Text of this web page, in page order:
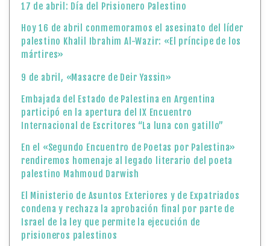
17 de abril: Día del Prisionero Palestino
Hoy 16 de abril conmemoramos el asesinato del líder
palestino Khalil Ibrahim Al-Wazir: «El príncipe de los
mártires»
9 de abril, «Masacre de Deir Yassin»
Embajada del Estado de Palestina en Argentina
participó en la apertura del IX Encuentro
Internacional de Escritores “La luna con gatillo”
En el «Segundo Encuentro de Poetas por Palestina»
rendiremos homenaje al legado literario del poeta
palestino Mahmoud Darwish
El Ministerio de Asuntos Exteriores y de Expatriados
condena y rechaza la aprobación final por parte de
Israel de la ley que permite la ejecución de
prisioneros palestinos